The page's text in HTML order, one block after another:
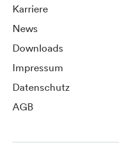
Karriere
News
Downloads
Impressum
Datenschutz
AGB